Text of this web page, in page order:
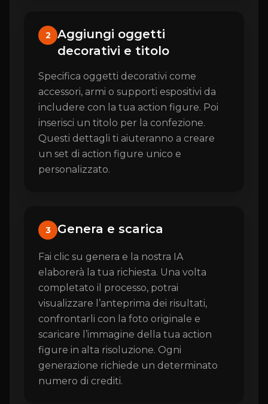
2
Aggiungi oggetti
decorativi e titolo
Specifica oggetti decorativi come
accessori, armi o supporti espositivi da
includere con la tua action figure. Poi
inserisci un titolo per la confezione.
Questi dettagli ti aiuteranno a creare
un set di action figure unico e
personalizzato.
3 Genera e scarica
Fai clic su genera e la nostra IA
elaborerà la tua richiesta. Una volta
completato il processo, potrai
visualizzare l’anteprima dei risultati,
confrontarli con la foto originale e
scaricare l’immagine della tua action
figure in alta risoluzione. Ogni
generazione richiede un determinato
numero di crediti.